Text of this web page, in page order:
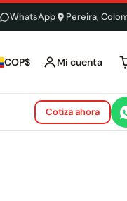
WhatsApp Pereira,
COP$ Mi cuenta
Cotiza ahora